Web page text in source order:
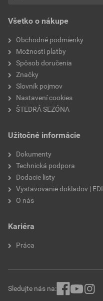
Všetko o nákupe
Obchodné podmienky
Možnosti platby
Spôsob doručenia
Značky
Slovník pojmov
Nastavení cookies
ŠTEDRÁ SEZÓNA
Užitočné informácie
Dokumenty
Technická podpora
Dodacie listy
Vystavovanie dokladov | EDI
O nás
Kariéra
Práca
Sledujte nás na: